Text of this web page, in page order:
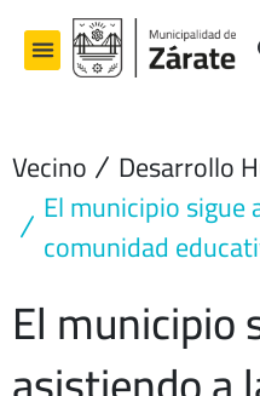
contenido
Vecino Desarrollo
El municipio sigue
comunidad
El municipio